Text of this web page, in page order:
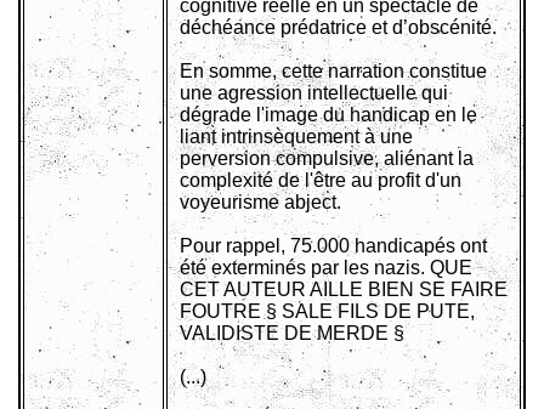
cognitive réelle en un spectacle de
déchéance prédatrice et d’obscénité.
En somme, cette narration constitue
une agression intellectuelle qui
dégrade l'image du handicap en le
liant intrinsèquement à une
perversion compulsive, aliénant la
complexité de l'être au profit d'un
voyeurisme abject.
Pour rappel, 75.000 handicapés ont
été exterminés par les nazis. QUE
CET AUTEUR AILLE BIEN SE FAIRE
FOUTRE § SALE FILS DE PUTE,
VALIDISTE DE MERDE §
(...)